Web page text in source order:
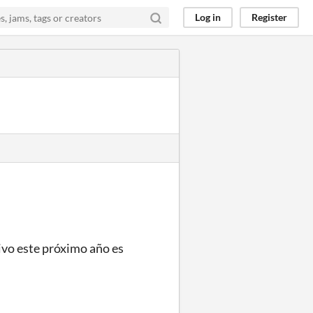
Log in Register
este próximo año es